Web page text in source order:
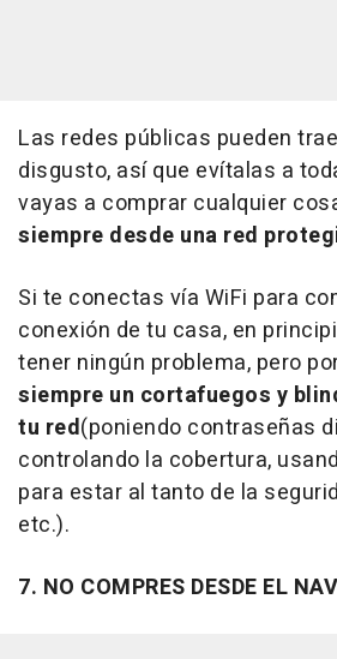
Las redes públicas pueden
disgusto, así que evítalas a
vayas a comprar cualquier
siempre desde una red
Si te conectas vía WiFi para
conexión de tu casa, en
tener ningún problema, pero
siempre un cortafuegos y
tu red(poniendo contraseñas
controlando la cobertura,
para estar al tanto de la
etc.).
7. NO COMPRES DESDE EL